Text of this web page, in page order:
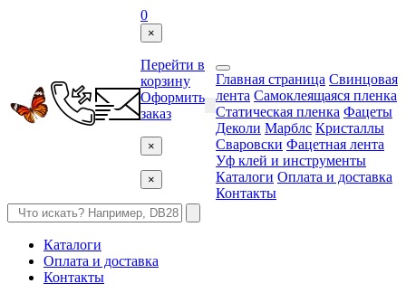
0
×
Перейти в
корзину
Оформить
заказ
×
×
Главная страница Свинцовая
лента Самоклеящаяся пленка
Статическая пленка Фацеты
Деколи Марблс Кристаллы
Сваровски Фацетная лента
Уф клей и инструменты
Каталоги Оплата и доставка
Контакты
Каталоги
Оплата и доставка
Контакты